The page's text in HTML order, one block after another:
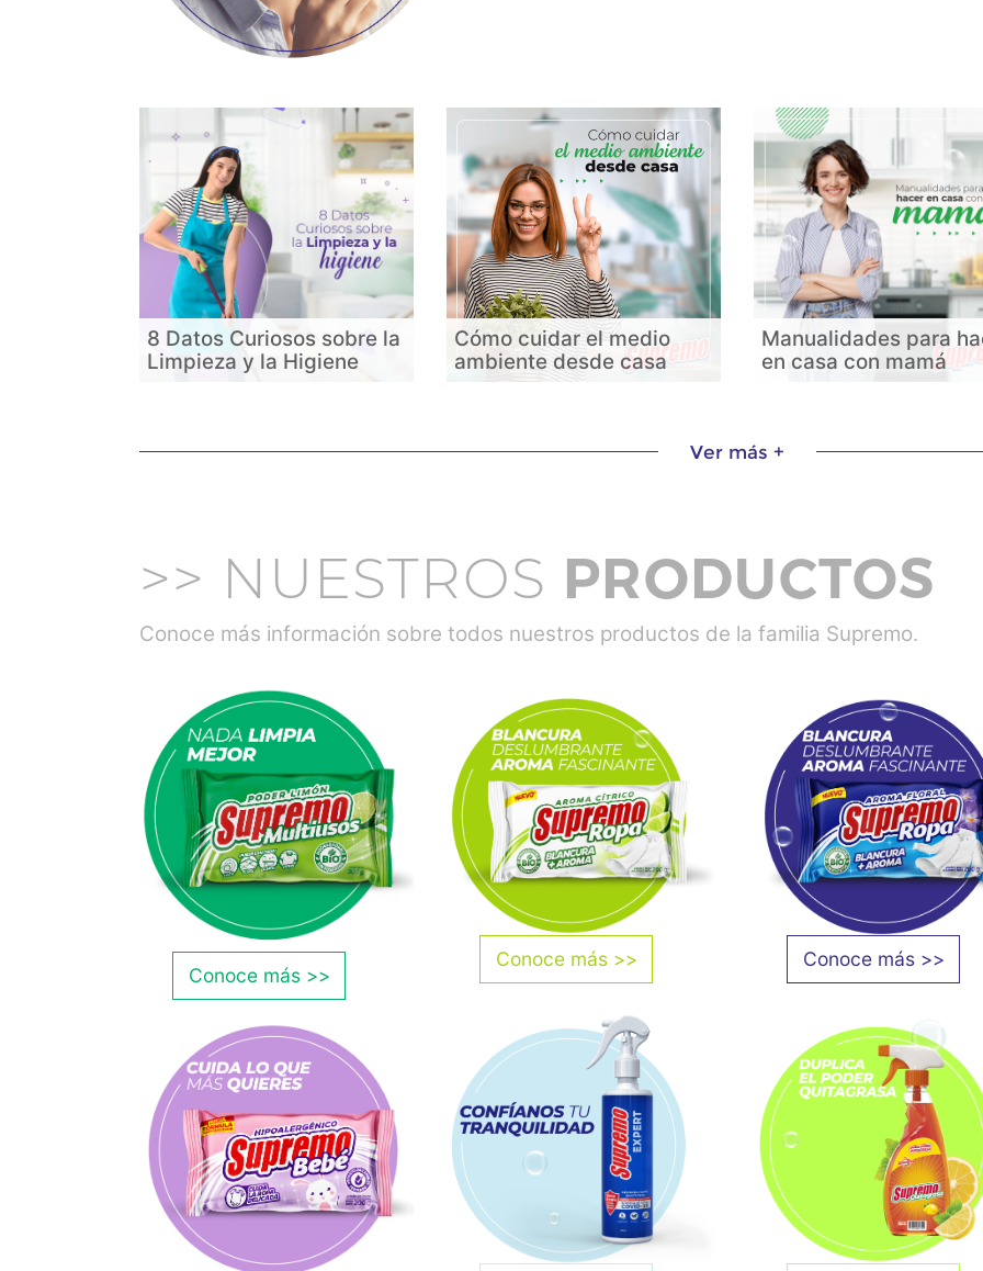
8 Datos Curiosos sobre la
Limpieza y la Higiene
Cómo cuidar el medio
ambiente desde casa
Manualidades para
en casa con mamá
Ver más +
>> NUESTROS PRODUCTOS
Conoce más información sobre todos nuestros productos de la familia Supremo.
Conoce más >>
Conoce más >> Conoce más >>